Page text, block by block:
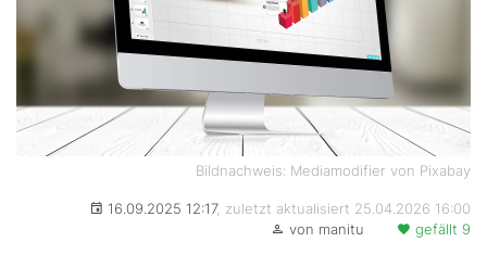
Bildnachweis: Mediamodifier von Pixabay
16.09.2025 12:17, zuletzt aktualisiert 25.04.2026 16:00
von manitu
gefällt 9